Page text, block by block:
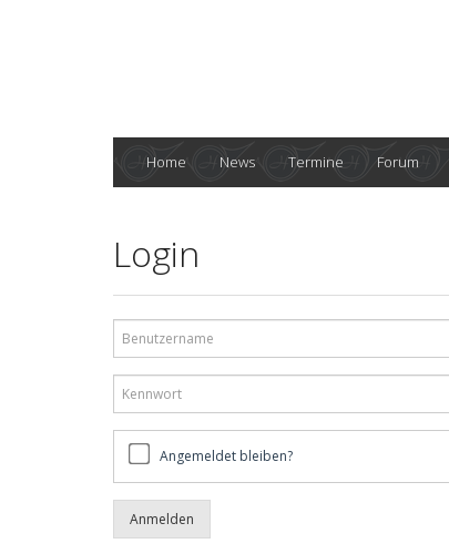
Home News Termine Forum
Login
bleiben?Angemeldet bleiben?